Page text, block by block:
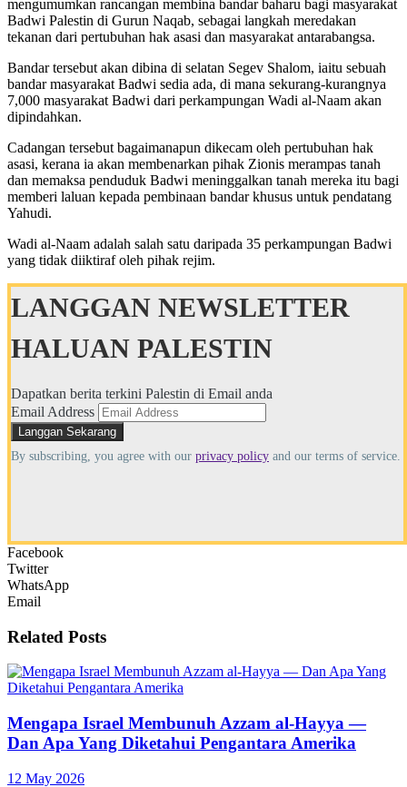
mengumumkan rancangan membina bandar baharu bagi masyarakat
Badwi Palestin di Gurun Naqab, sebagai langkah meredakan
tekanan dari pertubuhan hak asasi dan masyarakat antarabangsa.
Bandar tersebut akan dibina di selatan Segev Shalom, iaitu sebuah
bandar masyarakat Badwi sedia ada, di mana sekurang-kurangnya
7,000 masyarakat Badwi dari perkampungan Wadi al-Naam akan
dipindahkan.
Cadangan tersebut bagaimanapun dikecam oleh pertubuhan hak
asasi, kerana ia akan membenarkan pihak Zionis merampas tanah
dan memaksa penduduk Badwi meninggalkan tanah mereka itu bagi
memberi laluan kepada pembinaan bandar khusus untuk pendatang
Yahudi.
Wadi al-Naam adalah salah satu daripada 35 perkampungan Badwi
yang tidak diiktiraf oleh pihak rejim.
LANGGAN NEWSLETTER
HALUAN PALESTIN
Dapatkan berita terkini Palestin di Email anda
Email Address
By subscribing, you agree with our privacy policy and our terms of service.
Facebook
Twitter
WhatsApp
Email
Related Posts
Mengapa Israel Membunuh Azzam al-Hayya —
Dan Apa Yang Diketahui Pengantara Amerika
12 May 2026